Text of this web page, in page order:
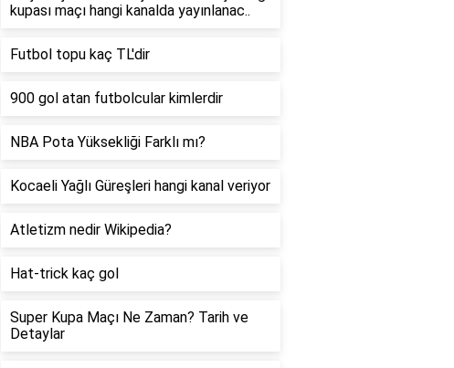
kupası maçı hangi kanalda yayınlanac..
Futbol topu kaç TL'dir
900 gol atan futbolcular kimlerdir
NBA Pota Yüksekliği Farklı mı?
Kocaeli Yağlı Güreşleri hangi kanal veriyor
Atletizm nedir Wikipedia?
Hat-trick kaç gol
Super Kupa Maçı Ne Zaman? Tarih ve
Detaylar